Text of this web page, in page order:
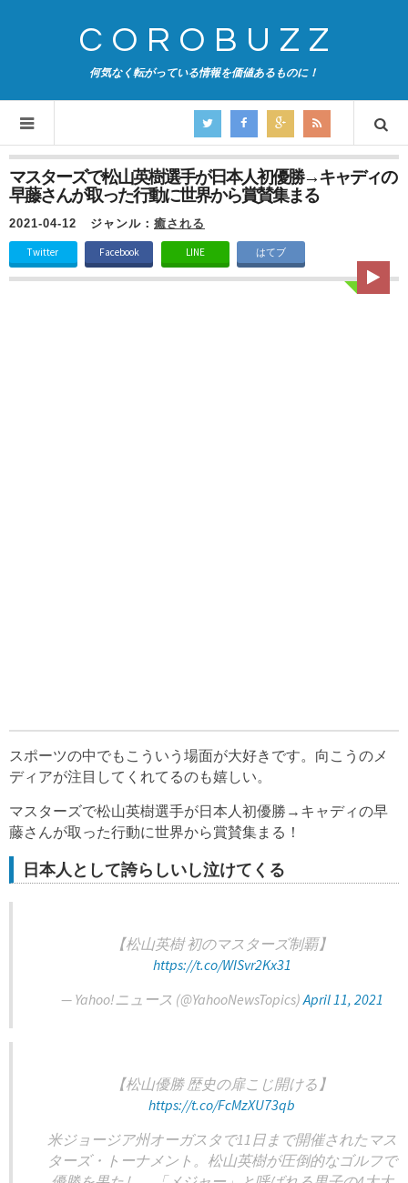
COROBUZZ
何気なく転がっている情報を価値あるものに！
マスターズで松山英樹選手が日本人初優勝→キャディの
早藤さんが取った行動に世界から賞賛集まる
2021-04-12 ジャンル： 癒される
Twitter Facebook LINE はてブ
スポーツの中でもこういう場面が大好きです。向こうのメ
ディアが注目してくれてるのも嬉しい。
マスターズで松山英樹選手が日本人初優勝→キャディの早
藤さんが取った行動に世界から賞賛集まる！
日本人として誇らしいし泣けてくる
【松山英樹 初のマスターズ制覇】
https://t.co/WISvr2Kx31
— Yahoo!ニュース (@YahooNewsTopics)April 11, 2021
【松山優勝 歴史の扉こじ開ける】
https://t.co/FcMzXU73qb
米ジョージア州オーガスタで11日まで開催されたマス
ターズ・トーナメント。松山英樹が圧倒的なゴルフで